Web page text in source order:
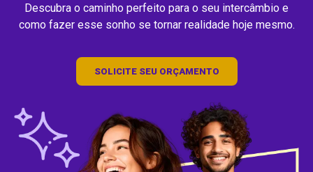
Descubra o caminho perfeito para o seu intercâmbio e
como fazer esse sonho se tornar realidade hoje mesmo.
SOLICITE SEU ORÇAMENTO